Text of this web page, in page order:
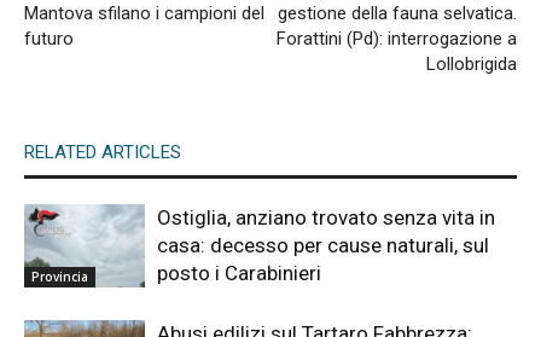
Mantova sfilano i campioni del
futuro
gestione della fauna selvatica.
Forattini (Pd): interrogazione a
Lollobrigida
RELATED ARTICLES
Provincia
Ostiglia, anziano trovato senza vita in
casa: decesso per cause naturali, sul
posto i Carabinieri